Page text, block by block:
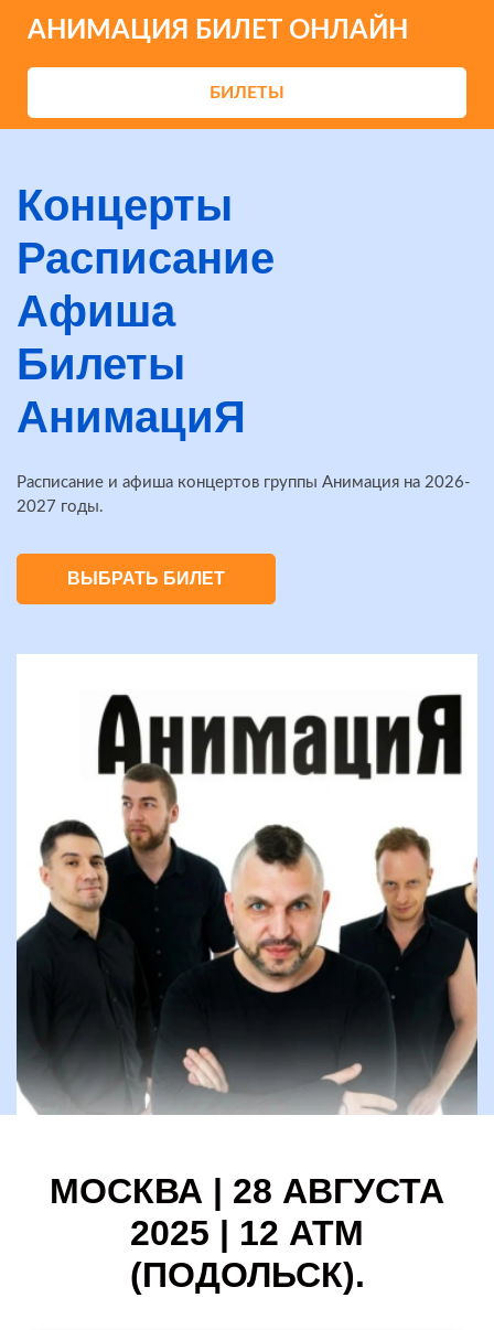
АНИМАЦИЯ БИЛЕТ ОНЛАЙН
БИЛЕТЫ
Концерты
Расписание
Афиша
Билеты
АнимациЯ
Расписание и афиша концертов группы Анимация на 2026-
2027 годы.
ВЫБРАТЬ БИЛЕТ
МОСКВА | 28 АВГУСТА
2025 | 12 АТМ
(ПОДОЛЬСК).